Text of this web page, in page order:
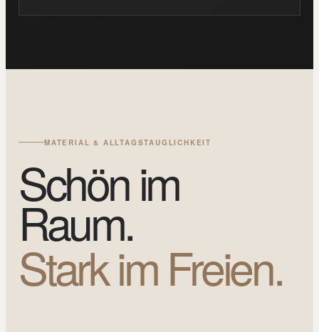
MATERIAL & ALLTAGSTAUGLICHKEIT
Schön im
Raum.
Stark im Freien.